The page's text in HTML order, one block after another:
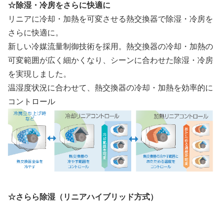
☆除湿・冷房をさらに快適に
リニアに冷却・加熱を可変させる熱交換器で除湿・冷房を
さらに快適に。
新しい冷媒流量制御技術を採用。熱交換器の冷却・加熱の
可変範囲が広く細かくなり、シーンに合わせた除湿・冷房
を実現しました。
温湿度状況に合わせて、熱交換器の冷却・加熱を効率的に
コントロール
☆さらら除湿（リニアハイブリッド方式）